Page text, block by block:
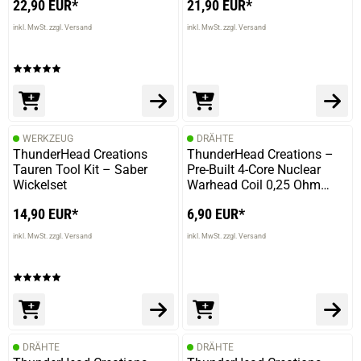
konnte.
05.07.2021 — via
Trustedshops.de
verifizierter Onlinekauf.
Hervorragender Geschmack, prima Verarbeitung. Man
muss aber wissen, wie man ihn zu nehmen hat.
31.12.2020 — via
Trustedshops.de
verifizierter Onlinekauf.
Sehr guter MTL. Leicht zu wickeln
22,90 EUR*
inkl. MwSt. zzgl. Versand
21,90 EUR*
inkl. MwSt. zzgl. Versand
WERKZEUG
ThunderHead Creations
Tauren Tool Kit – Saber
Wickelset
14,90 EUR*
inkl. MwSt. zzgl. Versand
DRÄHTE
ThunderHead Creations –
Pre-Built 4-Core Nuclear
Warhead Coil 0,25 Ohm
6,90 EUR*
inkl. MwSt. zzgl. Versand
DRÄHTE DRÄHTE